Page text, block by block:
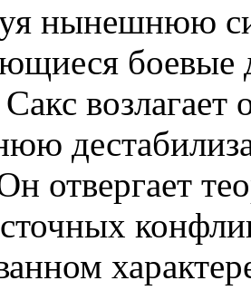
нынешнюю
боевые
возлагает
отвергает